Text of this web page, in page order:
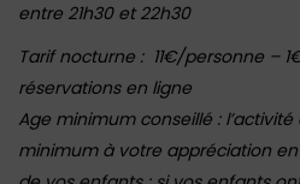
entre 21h30 et 22h30
Tarif nocturne : 11€/personne –
réservations en ligne
Age minimum conseillé :
minimum à votre appréciation